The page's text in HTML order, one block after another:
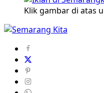
Klik gambar di atas